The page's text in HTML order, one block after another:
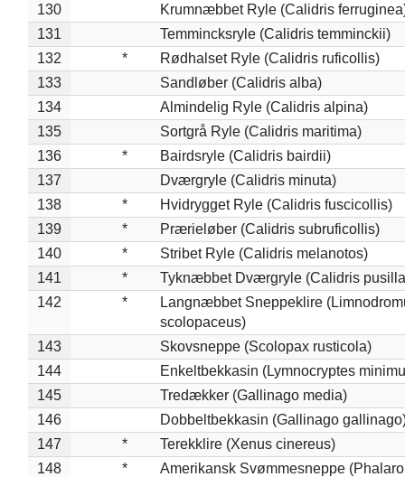
130
Krumnæbbet Ryle (Calidris
131
Temmincksryle (Calidris temminckii)
132
*
Rødhalset Ryle (Calidris ruficollis)
133
Sandløber (Calidris alba)
134
Almindelig Ryle (Calidris alpina)
135
Sortgrå Ryle (Calidris maritima)
136
*
Bairdsryle (Calidris bairdii)
137
Dværgryle (Calidris minuta)
138
*
Hvidrygget Ryle (Calidris fuscicollis)
139
*
Prærieløber (Calidris subruficollis)
140
*
Stribet Ryle (Calidris melanotos)
141
*
Tyknæbbet Dværgryle (Calidris
142
*
Langnæbbet Sneppeklire
scolopaceus)
143
Skovsneppe (Scolopax rusticola)
144
Enkeltbekkasin (Lymnocryptes
145
Tredækker (Gallinago media)
146
Dobbeltbekkasin (Gallinago
147
*
Terekklire (Xenus cinereus)
148
*
Amerikansk Svømmesneppe